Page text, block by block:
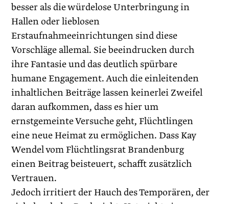
besser als die würdelose Unterbringung in
Hallen oder lieblosen
Erstaufnahmeeinrichtungen sind diese
Vorschläge allemal. Sie beeindrucken durch
ihre Fantasie und das deutlich spürbare
humane Engagement. Auch die einleitenden
inhaltlichen Beiträge lassen keinerlei Zweifel
daran aufkommen, dass es hier um
ernstgemeinte Versuche geht, Flüchtlingen
eine neue Heimat zu ermöglichen. Dass Kay
Wendel vom Flüchtlingsrat Brandenburg
einen Beitrag beisteuert, schafft zusätzlich
Vertrauen.
Jedoch irritiert der Hauch des Temporären, der